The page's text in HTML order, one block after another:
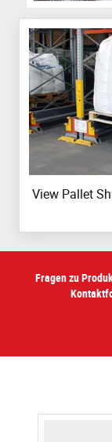
View Pallet
Fragen zu